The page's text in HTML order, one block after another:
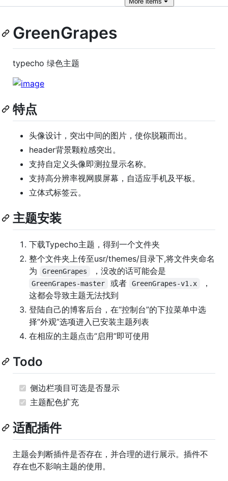
GreenGrapes
typecho 绿色主题
特点
头像设计，突出中间的图片，使你脱颖而出。
header背景颗粒感突出。
支持自定义头像即测拉显示名称。
支持高分辨率视网膜屏幕，自适应手机及平板。
立体式标签云。
主题安装
下载Typecho主题，得到一个文件夹
整个文件夹上传至usr/themes/目录下,将文件夹命名
为
GreenGrapes ，没改的话可能会是
GreenGrapes-master 或者 GreenGrapes-v1.x
，
这都会导致主题无法找到
登陆自己的博客后台，在“控制台”的下拉菜单中选
择“外观”选项进入已安装主题列表
在相应的主题点击“启用”即可使用
Todo
侧边栏项目可选是否显示
主题配色扩充
适配插件
主题会判断插件是否存在，并合理的进行展示。插件不
存在也不影响主题的使用。